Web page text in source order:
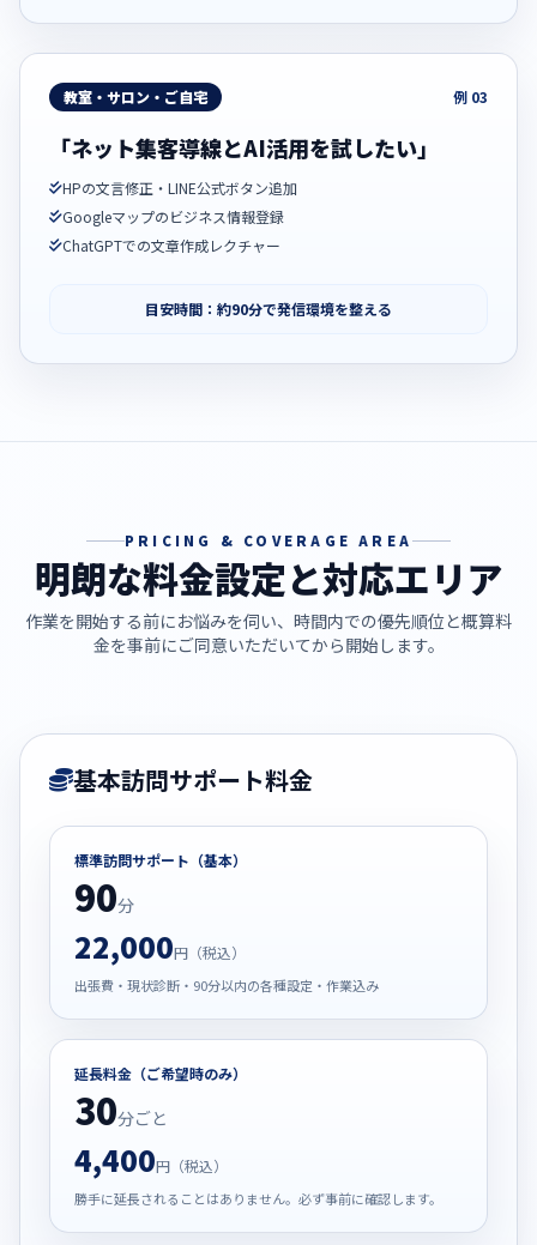
教室・サロン・ご自宅 例 03
「ネット集客導線とAI活用を試したい」
HPの文言修正・LINE公式ボタン追加
Googleマップのビジネス情報登録
ChatGPTでの文章作成レクチャー
目安時間：約90分で発信環境を整える
PRICING & COVERAGE AREA
明朗な料金設定と対応エリア
作業を開始する前にお悩みを伺い、時間内での優先順位と概算料
金を事前にご同意いただいてから開始します。
基本訪問サポート料金
標準訪問サポート（基本）
90分
22,000円（税込）
出張費・現状診断・90分以内の各種設定・作業込み
延長料金（ご希望時のみ）
30分ごと
4,400円（税込）
勝手に延長されることはありません。必ず事前に確認します。